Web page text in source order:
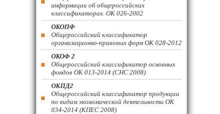
информации об общероссийских
классификаторах. ОК 026-2002
ОКОПФ
Общероссийский классификатор
организационно-правовых форм ОК 028-2012
ОКОФ 2
Общероссийский классификатор основных
фондов ОК 013-2014 (СНС 2008)
ОКПД2
Общероссийский классификатор продукции
по видам экономической деятельности ОК
034-2014 (КПЕС 2008)